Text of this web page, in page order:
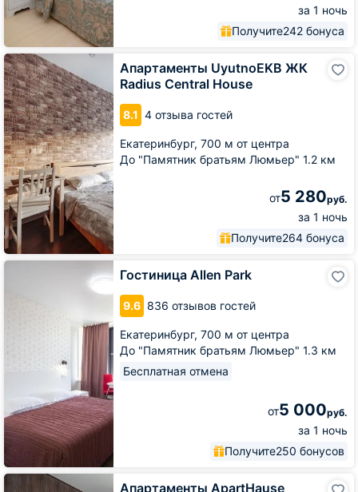
за 1 ночь
Получите242 бонуса
Апартаменты UyutnoEKB ЖК
Radius Central House
8.1 4 отзыва гостей
Екатеринбург, 700 м от центра
До "Памятник братьям Люмьер" 1.2 км
от5 280руб.
за 1 ночь
Получите264 бонуса
Апартаменты
UyutnoEKB
ЖК
Radius
Central
House
Гостиница Allen Park
9.6 836 отзывов гостей
Екатеринбург, 700 м от центра
До "Памятник братьям Люмьер" 1.3 км
Бесплатная отмена
от5 000руб.
за 1 ночь
Получите250 бонусов
Гостиница
Апартаменты ApartHause
Апартаменты